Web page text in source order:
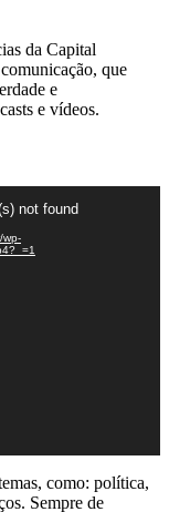
da Capital
que
e
e vídeos.
not found
wp-
como: política,
Sempre de